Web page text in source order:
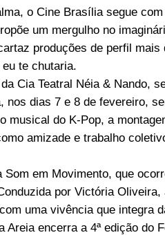
o Cine Brasília segue
um mergulho no
produções de perfil
te chutaria.
Cia Teatral Néia & Nando,
dias 7 e 8 de fevereiro,
musical do K-Pop, a
amizade e trabalho
em Movimento, que
por Victória
uma vivência que integra
encerra a 4ª edição do